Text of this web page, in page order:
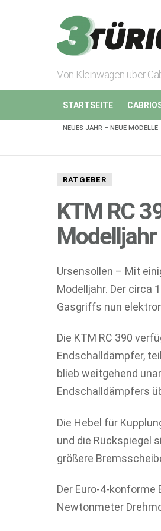
Von Kleinwagen über
STARTSEITE
AKTUELLES
NEUES JAHR – NEUE MODELLE
RATGEBER
KTM RC
Modelljahr
Ursensollen – Mit
Modelljahr. Der circa
Gasgriffs nun
Die KTM RC 390
Endschalldämpfer,
blieb weitgehend
Endschalldämpfers
Die Hebel für
und die Rückspiegel
größere
Der Euro-4-
Newtonmeter